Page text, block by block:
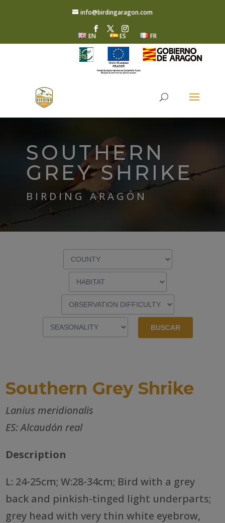
info@birdingaragon.com
EN ES FR
SOUTHERN
GREY SHRIKE
BIRDING ARAGÓN
Southern Grey Shrike
Lanius meridionalis
ES: Alcaudón real
Description
L: 24-25cm; W:28-34cm; Bird with a grey
back and pinkish-tinged light underparts;
grey head with very thin white eyebrow,